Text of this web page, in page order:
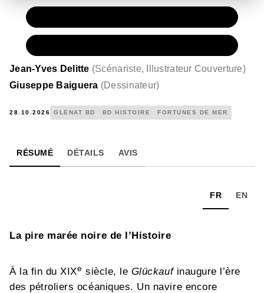
Jean-Yves Delitte (Scénariste, Illustrateur Couverture)
Giuseppe Baiguera (Dessinateur)
28.10.2026 GLÉNAT BD BD HISTOIRE FORTUNES DE MER
RÉSUMÉ DÉTAILS AVIS
FR EN
La pire marée noire de l’Histoire
À la fin du XIXe siècle, le Glückaufinaugure l’ère
des pétroliers océaniques. Un navire encore